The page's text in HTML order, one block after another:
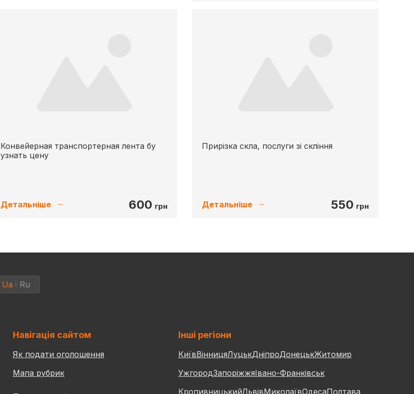
Конвейерная транспортерная лента бу
узнать цену
Детальніше 600 грн
Прирізка скла, послуги зі скління
Детальніше 550 грн
Ua Ru
Навігація сайтом
Як подати оголошення
Мапа рубрик
Інші регіони
КиївВінницяЛуцькДніпроДонецькЖитомир
УжгородЗапоріжжяІвано-Франківськ
КропивницькийЛьвівМиколаївОдесаПолтава